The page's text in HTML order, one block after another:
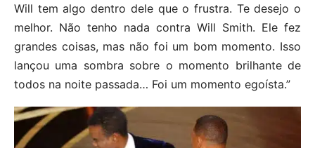
Will tem algo dentro dele que o frustra. Te desejo o
melhor. Não tenho nada contra Will Smith. Ele fez
grandes coisas, mas não foi um bom momento. Isso
lançou uma sombra sobre o momento brilhante de
todos na noite passada… Foi um momento egoísta.”